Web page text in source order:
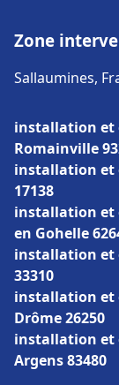
Zone
Sallaumines,
installation et
Romainville
installation et
17138
installation et
en Gohelle
installation et
33310
installation et
Drôme 26250
installation et
Argens 83480